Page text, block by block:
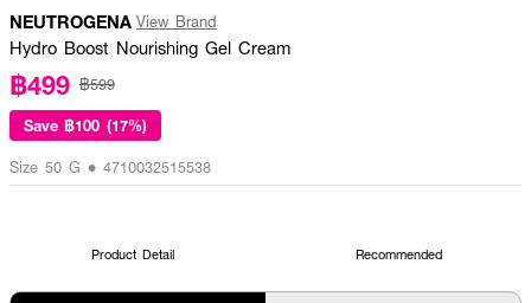
NEUTROGENA View Brand
Hydro Boost Nourishing Gel Cream
฿499 ฿599
Save ฿100 (17%)
Size 50 G • 4710032515538
Product Detail Recommended